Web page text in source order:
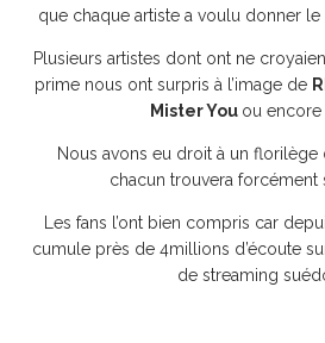
que chaque artiste a voulu donner
Plusieurs artistes dont ont ne
prime nous ont surpris à l’image de
Mister You ou encore
Nous avons eu droit à un florilège
chacun trouvera forcément
Les fans l’ont bien compris car
cumule près de 4millions d’écoute
de streaming